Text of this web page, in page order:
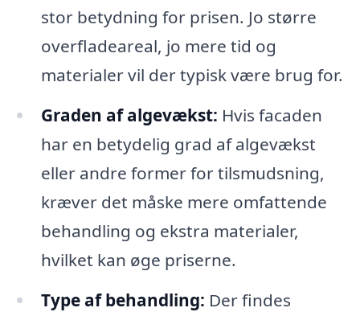
stor betydning for prisen. Jo større
overfladeareal, jo mere tid og
materialer vil der typisk være brug for.
Graden af algevækst: Hvis facaden
har en betydelig grad af algevækst
eller andre former for tilsmudsning,
kræver det måske mere omfattende
behandling og ekstra materialer,
hvilket kan øge priserne.
Type af behandling: Der findes